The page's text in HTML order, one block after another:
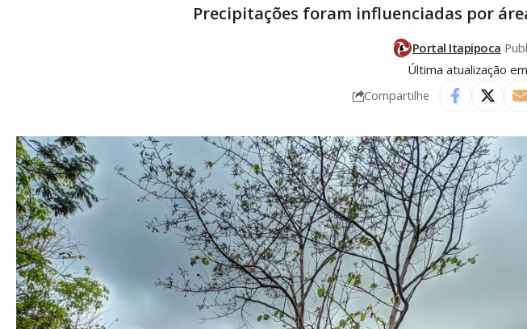
Precipitações foram influenciadas por
Última atualização
Portal Itapipoca
Compartilhe